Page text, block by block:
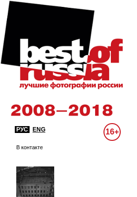
РУС ENG 16+
В контакте